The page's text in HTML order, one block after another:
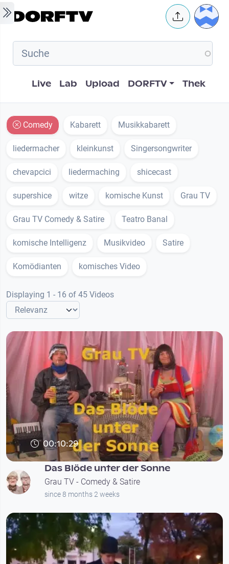
Skip to main content User
Hauptnavigation
Live Lab Upload DORFTV Thek
Comedy Kabarett Musikkabarett
liedermacher kleinkunst Singersongwriter
chevapcici liedermaching shicecast
supershice witze komische Kunst Grau TV
Grau TV Comedy & Satire Teatro Banal
komische Intelligenz Musikvideo Satire
Komödianten komisches Video
Displaying 1 - 16 of 45 Videos
00:10:29
Das Blöde unter der Sonne
Grau TV - Comedy & Satire
since 8 months 2 weeks